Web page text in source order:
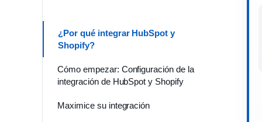
¿Por qué integrar HubSpot y
Shopify?
Cómo empezar: Configuración de la
integración de HubSpot y Shopify
Maximice su integración